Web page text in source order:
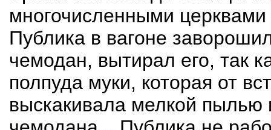
многочисленными
Публика в вагоне
чемодан, вытирал его, так
полпуда муки, которая от
выскакивала мелкой пылью